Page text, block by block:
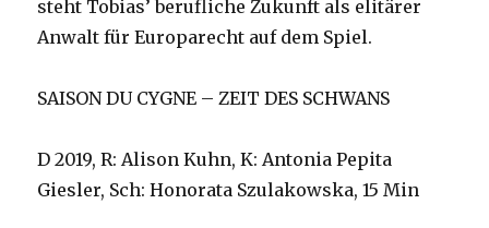
steht Tobias’ berufliche Zukunft als elitärer
Anwalt für Europarecht auf dem Spiel.
SAISON DU CYGNE – ZEIT DES SCHWANS
D 2019, R: Alison Kuhn, K: Antonia Pepita
Giesler, Sch: Honorata Szulakowska, 15 Min